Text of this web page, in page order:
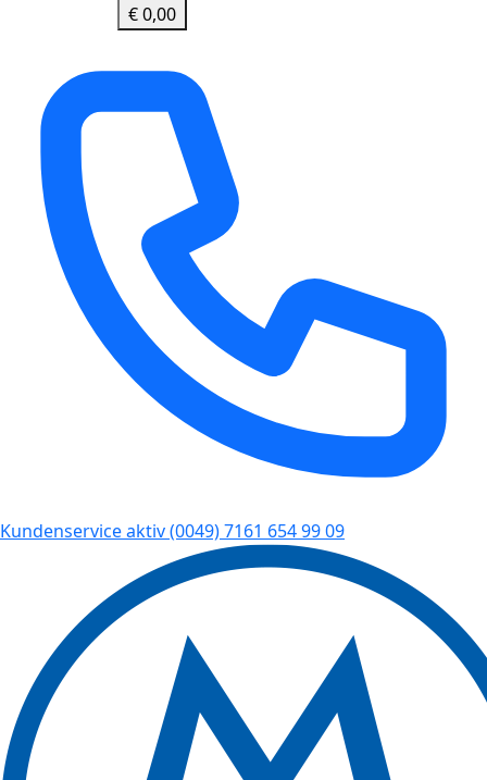
€ 0,00
Kundenservice aktiv(0049) 7161 654 99 09